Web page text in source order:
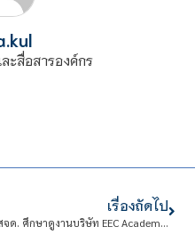
ะสื่อสารองค์กร
เรื่องถัดไป
สจด. ศึกษาดูงานบริษัท EEC Academy Building และศูนย์สำรองข้อมูลอินเตอร์ลิ้งค์ ดาต้า เซ็นเตอร์ INTERLINK DATACENTER COMPANY LIMITED.